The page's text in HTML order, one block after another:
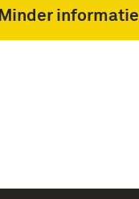
Minder informatie